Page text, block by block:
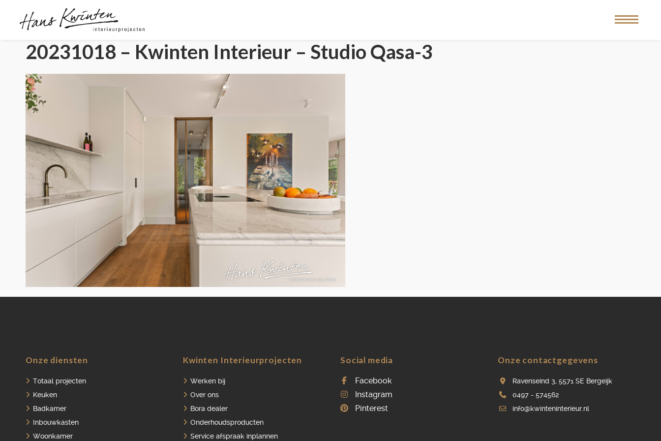
20231018 – Kwinten Interieur – Studio Qasa-3
Onze diensten
Totaal projecten
Keuken
Badkamer
Inbouwkasten
Woonkamer
Kwinten Interieurprojecten
Werken bij
Over ons
Bora dealer
Onderhoudsproducten
Service afspraak inplannen
Social media
Facebook
Instagram
Pinterest
Onze contactgegevens
Ravenseind 3, 5571 SE Bergeijk
0497 - 574562
info@kwinteninterieur.nl
HOME
PORTFOLIO
OVER ONS
ONDERHOUDSPRODUCTEN
SERVICE AFSPRAAK INPLANNEN